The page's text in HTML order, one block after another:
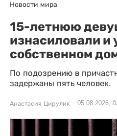
Новости мира
15-летнюю
изнасиловали и
собственном
По подозрению в
задержаны пять человек.
Анастасия Цирулик 05.08.2026,